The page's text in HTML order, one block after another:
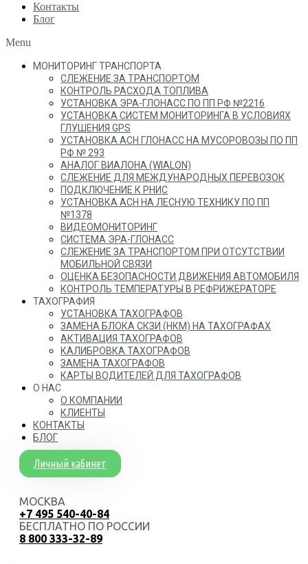
Контакты
Блог
Menu
МОНИТОРИНГ ТРАНСПОРТА
СЛЕЖЕНИЕ ЗА ТРАНСПОРТОМ
КОНТРОЛЬ РАСХОДА ТОПЛИВА
УСТАНОВКА ЭРА-ГЛОНАСС ПО ПП РФ №2216
УСТАНОВКА СИСТЕМ МОНИТОРИНГА В УСЛОВИЯХ
ГЛУШЕНИЯ GPS
УСТАНОВКА АСН ГЛОНАСС НА МУСОРОВОЗЫ ПО ПП
РФ № 293
АНАЛОГ ВИАЛОНА (WIALON)
СЛЕЖЕНИЕ ДЛЯ МЕЖДУНАРОДНЫХ ПЕРЕВОЗОК
ПОДКЛЮЧЕНИЕ К РНИС
УСТАНОВКА АСН НА ЛЕСНУЮ ТЕХНИКУ ПО ПП
№1378
ВИДЕОМОНИТОРИНГ
СИСТЕМА ЭРА-ГЛОНАСС
СЛЕЖЕНИЕ ЗА ТРАНСПОРТОМ ПРИ ОТСУТСТВИИ
МОБИЛЬНОЙ СВЯЗИ
ОЦЕНКА БЕЗОПАСНОСТИ ДВИЖЕНИЯ АВТОМОБИЛЯ
КОНТРОЛЬ ТЕМПЕРАТУРЫ В РЕФРИЖЕРАТОРЕ
ТАХОГРАФИЯ
УСТАНОВКА ТАХОГРАФОВ
ЗАМЕНА БЛОКА СКЗИ (НКМ) НА ТАХОГРАФАХ
АКТИВАЦИЯ ТАХОГРАФОВ
КАЛИБРОВКА ТАХОГРАФОВ
ЗАМЕНА ТАХОГРАФОВ
КАРТЫ ВОДИТЕЛЕЙ ДЛЯ ТАХОГРАФОВ
О НАС
О КОМПАНИИ
КЛИЕНТЫ
КОНТАКТЫ
БЛОГ
Личный кабинет
МОСКВА
+7 495 540-40-84
БЕСПЛАТНО ПО РОССИИ
8 800 333-32-89